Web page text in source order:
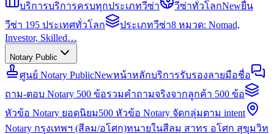
บริการบริการครบทุกประเภทวีซ่า วีซ่าทั่วโลกNewยื่น
วีซ่า 195 ประเทศทั่วโลก
ประเภทวีซ่า8 หมวด: Nomad,
Investor, Skilled…
Notary Public
ศูนย์ Notary PublicNewหน้าหลักบริการรับรองลายมือชื่อ
ถาม-ตอบ Notary 500 ข้อรวมคำถามจริงจากลูกค้า 500 ข้อ
หัวข้อ Notary ยอดนิยม500 หัวข้อ Notary จัดกลุ่มตาม intent
Notary กรุงเทพฯ (สีลม/อโศก)ทนายในสีลม สาทร อโศก สุขุมวิท